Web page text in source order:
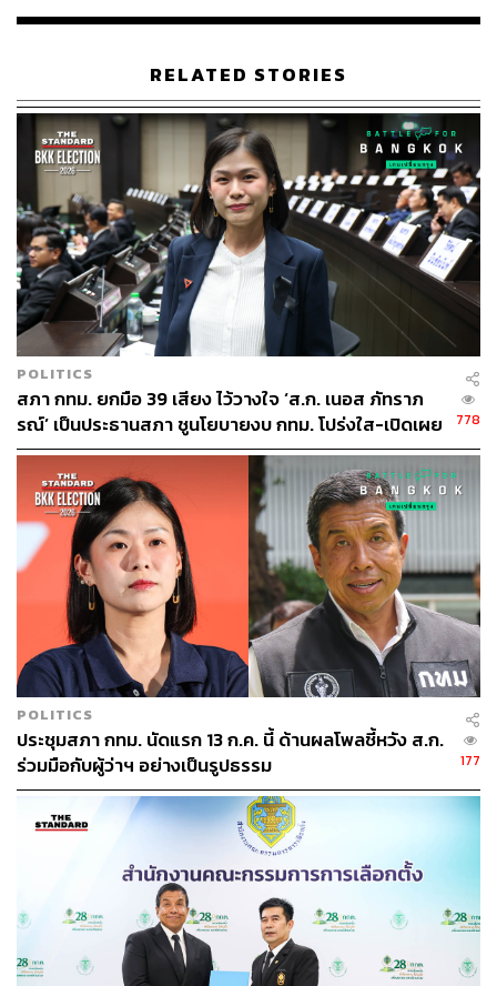
แก้ปัญหาการขุดเจาะสาธารณูปโภค ที่ส่งผลกระทบต่อการ
ก้าวสู่มิติใหม่ในการแก้ปัญหา พัฒนาเมืองพัทยาให้ราบรื่น
และมีดุลยภาพ ทั้งมิติเศรษฐกิจ สังคม และคุณภาพชีวิตที่ดี
ขึ้น
ปรเมศวร์กล่าวว่า ตลอดเวลา 4 ปีนับจากนี้ พร้อมขับเคลื่อน
เดินหน้าสร้างให้พัทยากลับมามีความหวัง เศรษฐกิจเติบโต
แบบก้าวกระโดด ด้วยกลยุทธ์ วิสัยทัศน์ และยุทธศาสตร์การ
ทำงานแบบมืออาชีพ สร้างเมืองพลวัตใหม่ที่เคลื่อนไหวไม่
หยุดนิ่ง เชื่อมต่อการบริหารจัดการและงบประมาณร่วมกับ
ระดับชาติ จังหวัด และท้องถิ่น ยกระดับความเชื่อมั่นทาง
ธุรกิจ การค้า การลงทุน ในฐานะมหานครศูนย์กลางแห่ง
EEC เพื่อให้พัทยาเป็นเมืองนานาชาติ เป็นบ้านที่น่าอยู่ และ
ก้าวสู่เมืองแห่งโอกาสสำหรับทุกคนอย่างแท้จริง และพร้อม
ปฏิบัติหน้าที่ที่สร้างประโยชน์สูงสุดให้ประชาชน ไม่มีคำว่า
เจ้านาย ไม่มีคำว่าลูกน้อง มีเพียงพี่น้องที่มีความตั้งใจทำงาน
ให้กับเมืองพัทยาให้เกิดการพัฒนาอย่างยั่งยืนต่อไปในอนาคต
TAGS: นายกเมืองพัทยา
เลือกตั้งนายกเมืองพัทยา
เบียร์-ปรเมศวร์ งามพิเชษฐ์
เลือกตั้งผู้ว่าฯ กทม
ผู้ว่าฯ กทม.
568
ABOUT THE AUTHOR
THE STANDARD TEAM
กองบรรณาธิการ THE STANDARD
RELATED STORIES
POLITICS
สภา กทม. ยกมือ 39 เสียง ไว้วางใจ ‘ส.ก. เนอส ภัทราภ
รณ์’ เป็นประธานสภา ชูนโยบายงบ กทม. โปร่งใส-เปิดเผย
การลงมติ
778
POLITICS
ประชุมสภา กทม. นัดแรก 13 ก.ค. นี้ ด้านผลโพลชี้หวัง ส.ก.
ร่วมมือกับผู้ว่าฯ อย่างเป็นรูปธรรม
177